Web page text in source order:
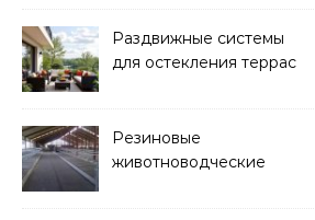
Раздвижные системы
для остекления террас
Резиновые
животноводческие